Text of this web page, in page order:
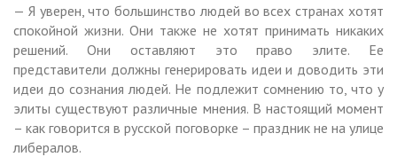
— Я уверен, что большинство людей во всех странах хотят
спокойной жизни. Они также не хотят принимать никаких
решений. Они оставляют это право элите. Ее
представители должны генерировать идеи и доводить эти
идеи до сознания людей. Не подлежит сомнению то, что у
элиты существуют различные мнения. В настоящий момент
– как говорится в русской поговорке – праздник не на улице
либералов.